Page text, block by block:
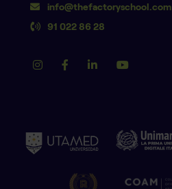
info@thefactoryschool.com
91 022 86 28